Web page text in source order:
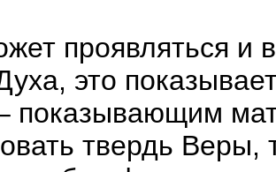
проявляться и
это
твердь Веры,